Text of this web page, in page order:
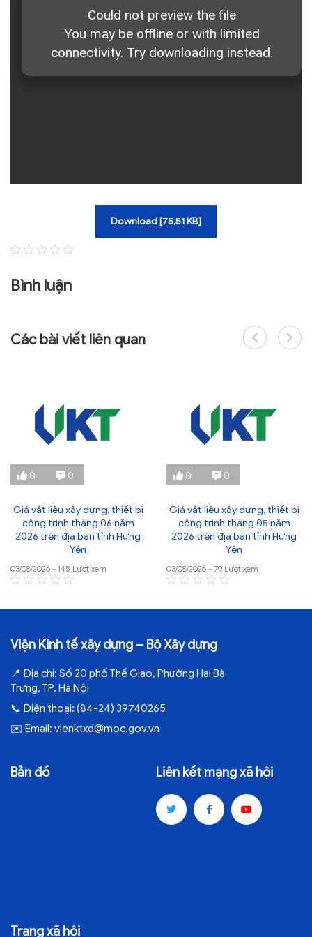
TRA CỨU VĂN BẢN
TRAO ĐỔI
Download [75,51 KB]
Bình luận
Các bài viết liên quan
0 0
Giá vật liệu xây dựng, thiết bị
công trình tháng 06 năm
2026 trên địa bàn tỉnh Hưng
Yên
03/08/2026 - 145 Lượt xem
0 0
Giá vật liệu xây dựng, thiết bị
công trình tháng 05 năm
2026 trên địa bàn tỉnh Hưng
Yên
03/08/2026 - 79 Lượt xem
Viện Kinh tế xây dựng – Bộ Xây dựng
📍 Địa chỉ: Số 20 phố Thể Giao, Phường Hai Bà
Trưng, TP. Hà Nội
📞 Điện thoại: (84-24) 39740265
✉️ Email: vienktxd@moc.gov.vn
Bản đồ Liên kết mạng xã hội
Trang xã hội